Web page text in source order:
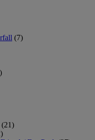
(7)
(21)